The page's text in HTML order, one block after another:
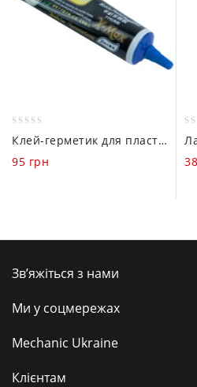
out
of
Клей-герметик для пластику Mechanic X-MAX (чорний / 50 ml)
95 грн
of
Зв’яжіться з нами
Ми у соцмережах
Mechanic Ukraine
Клієнтам